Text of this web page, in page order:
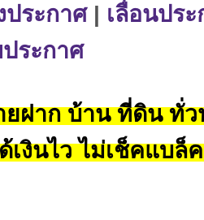
ประกาศ| เลื่อนปร
ระกาศ
ฝาก บ้าน ที่ดิน ทั่ว
เงินไว ไม่เช็คแบล็